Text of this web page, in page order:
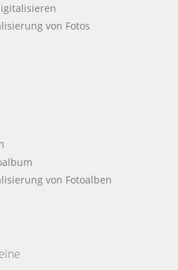
von Fotos
von Fotoalben